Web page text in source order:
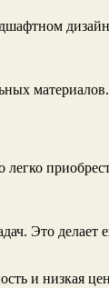
Это
и